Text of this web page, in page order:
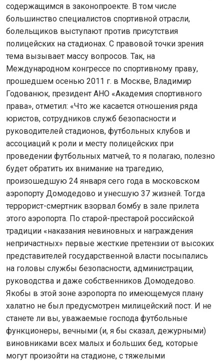
содержащимся в законопроекте. В том числе
большинство специалистов спортивной отрасли,
болельщиков выступают против присутствия
полицейских на стадионах. С правовой точки зрения
тема вызывает массу вопросов. Так, на
Международном конгрессе по спортивному праву,
прошедшем осенью 2011 г. в Москве, Владимир
Годованюк, президент АНО «Академия спортивного
права», отметил: «Что же касается отношения ряда
юристов, сотрудников служб безопасности и
руководителей стадионов, футбольных клубов и
ассоциаций к роли и месту полицейских при
проведении футбольных матчей, то я полагаю, полезно
будет обратить их внимание на трагедию,
произошедшую 24 января сего года в московском
аэропорту Домодедово и унесшую 37 жизней. Тогда
террорист-смертник взорвал бомбу в зале прилета
этого аэропорта. По старой-престарой российской
традиции «наказания невиновных и награждения
непричастных» первые жесткие претензии от высоких
представителей государственной власти посыпались
на головы службы безопасности, администрации,
руководства и даже собственников Домодедово.
Якобы в этой зоне аэропорта по имеющемуся плану
халатно не был предусмотрен милицейский пост. И не
станете ли вы, уважаемые господа футбольные
функционеры, вечными (и, я бы сказал, дежурными)
виновниками всех малых и больших бед, которые
могут произойти на стадионе, с тяжелыми